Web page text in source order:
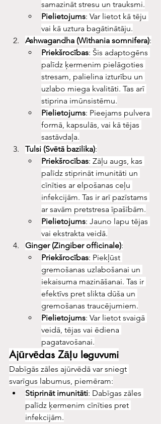
samazināt stresu un trauksmi.
Pielietojums: Var lietot kā tēju
vai kā uztura bagātinātāju.
Ashwagandha (Withania somnifera):
Priekšrocības: Šis adaptogēns
palīdz ķermenim pielāgoties
stresam, palielina izturību un
uzlabo miega kvalitāti. Tas arī
stiprina imūnsistēmu.
Pielietojums: Pieejams pulvera
formā, kapsulās, vai kā tējas
sastāvdaļa.
Tulsi (Svētā bazilika):
Priekšrocības: Zāļu augs, kas
palīdz stiprināt imunitāti un
cīnīties ar elpošanas ceļu
infekcijām. Tas ir arī pazīstams
ar savām pretstresa īpašībām.
Pielietojums: Jauno lapu tējas
vai ekstrakta veidā.
Ginger (Zingiber officinale):
Priekšrocības: Piekļūst
gremošanas uzlabošanai un
iekaisuma mazināšanai. Tas ir
efektīvs pret slikta dūša un
gremošanas traucējumiem.
Pielietojums: Var lietot svaigā
veidā, tējas vai ēdiena
pagatavošanai.
Ajūrvēdas Zāļu Ieguvumi
Dabīgās zāles ajūrvēdā var sniegt
svarīgus labumus, piemēram:
Stiprināt imunitāti: Dabīgas zāles
palīdz ķermenim cīnīties pret
infekcijām.